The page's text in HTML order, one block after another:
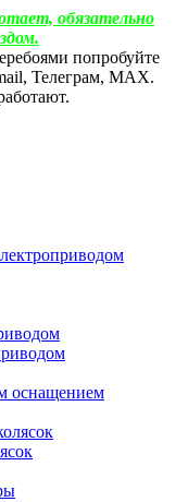
обязательно
попробуйте
Телеграм, МАХ.
оснащением